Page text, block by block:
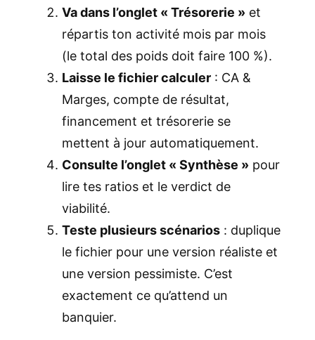
Va dans l’onglet « Trésorerie » et
répartis ton activité mois par mois
(le total des poids doit faire 100 %).
Laisse le fichier calculer : CA &
Marges, compte de résultat,
financement et trésorerie se
mettent à jour automatiquement.
Consulte l’onglet « Synthèse » pour
lire tes ratios et le verdict de
viabilité.
Teste plusieurs scénarios : duplique
le fichier pour une version réaliste et
une version pessimiste. C’est
exactement ce qu’attend un
banquier.